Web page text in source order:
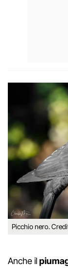
Picchio nero.
Anche il